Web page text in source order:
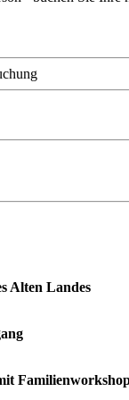
Alten Landes